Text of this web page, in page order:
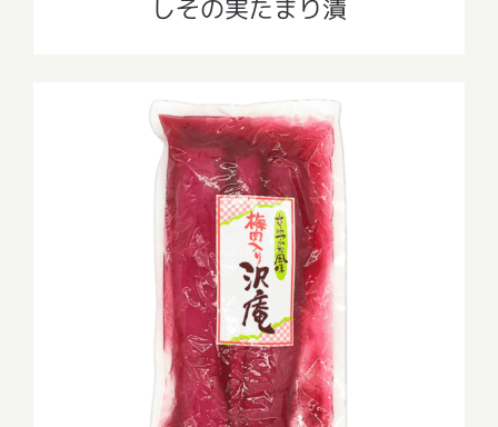
しその実たまり漬
梅肉入り沢庵